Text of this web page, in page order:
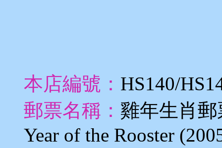
本店編號： HS140/
郵票名稱： 雞年生肖
Year of the Rooster